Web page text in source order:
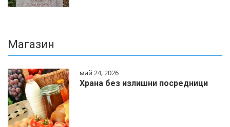
Магазин
май 24, 2026
Храна без излишни посредници